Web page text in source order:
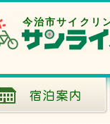
今治市サイクリ